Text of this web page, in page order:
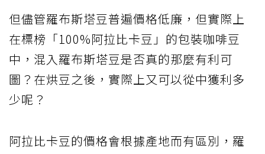
但儘管羅布斯塔豆普遍價格低廉，但實際上
在標榜「100%阿拉比卡豆」的包裝咖啡豆
中，混入羅布斯塔豆是否真的那麼有利可
圖？在烘豆之後，實際上又可以從中獲利多
少呢？
阿拉比卡豆的價格會根據產地而有區別，羅